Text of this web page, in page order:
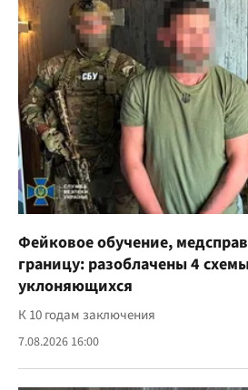
Фейковое обучение,
границу: разоблачены 4
уклоняющихся
К 10 годам заключения
7.08.2026 16:00